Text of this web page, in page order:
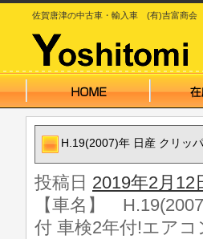
佐賀唐津の中古車・輸入車 (有)吉富商会
H.19(2007)年 日産 クリッ
投稿日 2019年2月12
【車名】
付 車検2年付!エア